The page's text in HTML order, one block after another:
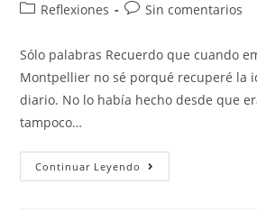
Reflexiones
Sin comentarios
Sólo palabras Recuerdo que cuando
Montpellier no sé porqué recuperé la
diario. No lo había hecho desde que
tampoco…
Continuar Leyendo